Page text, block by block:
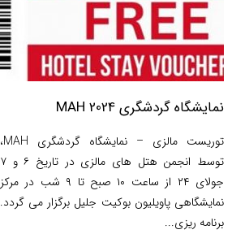
نمایشگاه گردشگری MAH 2024
توریست مالزی – نمایشگاه گردشگری MAH،
توسط انجمن هتل های مالزی در تاریخ ۶ و ۷
جولای ۲۴ از ساعت ۱۰ صبح تا ۹ شب در مرکز
نمایشگاهی پاویلیون بوکیت جلیل برگزار می گردد.
برنامه ریزی...